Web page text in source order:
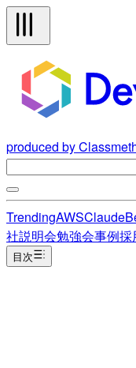
produced by
TrendingAWSClaude
社説明会勉強会事例採
目次